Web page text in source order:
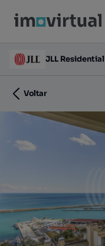
JLL Residential
Voltar